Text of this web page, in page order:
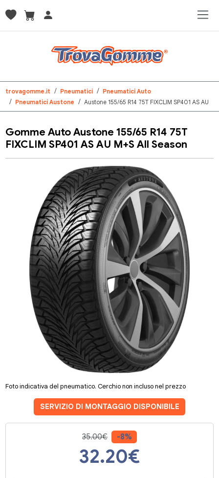
trovagomme.it Pneumatici
Pneumatici Auto
Pneumatici Austone
Austone 155/65 R14 75T FIXCLIM SP401 AS AU
Gomme Auto Austone 155/65 R14 75T
FIXCLIM SP401 AS AU M+S All Season
Foto indicativa del pneumatico. Cerchio non incluso nel prezzo
SERVIZIO DI MONTAGGIO DISPONIBILE
35.00€ -8%
32.20€